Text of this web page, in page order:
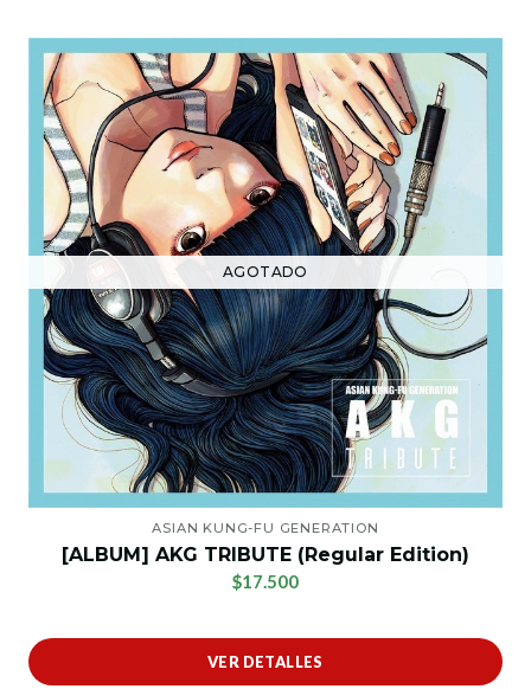
AGOTADO
ASIAN KUNG-FU GENERATION
[ALBUM] AKG TRIBUTE (Regular Edition)
$17.500
VER DETALLES